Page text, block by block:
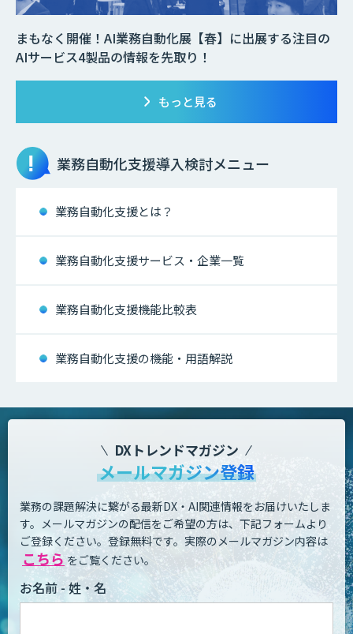
まもなく開催！AI業務自動化展【春】に出展する注目の
AIサービス4製品の情報を先取り！
もっと見る
業務自動化支援導入検討メニュー
業務自動化支援とは？
業務自動化支援サービス・企業一覧
業務自動化支援機能比較表
業務自動化支援の機能・用語解説
DXトレンドマガジン
メールマガジン登録
業務の課題解決に繋がる最新DX・AI関連情報をお届けいたしま
す。 メールマガジンの配信をご希望の方は、下記フォームより
ご登録ください。登録無料です。 実際のメールマガジン内容は
こちら をご覧ください。
お名前 - 姓・名